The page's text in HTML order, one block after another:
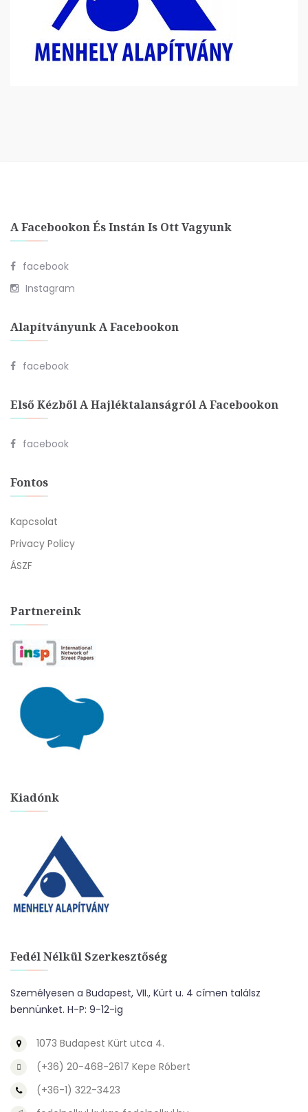
A Facebookon És Instán Is Ott Vagyunk
facebook
Instagram
Alapítványunk A Facebookon
facebook
Első Kézből A Hajléktalanságról A Facebookon
facebook
Fontos
Kapcsolat
Privacy Policy
ÁSZF
Partnereink
Kiadónk
Fedél Nélkül Szerkesztőség
Személyesen a Budapest, VII., Kürt u. 4 címen találsz
bennünket. H-P: 9-12-ig
1073 Budapest Kürt utca 4.
(+36) 20-468-2617 Kepe Róbert
(+36-1) 322-3423